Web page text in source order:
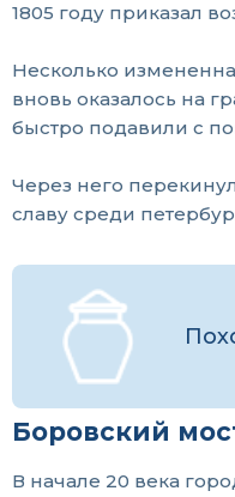
1805 году приказал
Несколько
вновь оказалось на
быстро подавили с
Через него
славу среди
Боровский
В начале 20 века